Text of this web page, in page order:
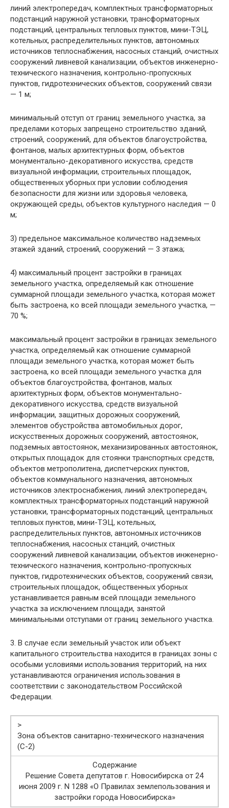
линий электропередач, комплектных трансформаторных
подстанций наружной установки, трансформаторных
подстанций, центральных тепловых пунктов, мини-ТЭЦ,
котельных, распределительных пунктов, автономных
источников теплоснабжения, насосных станций, очистных
сооружений ливневой канализации, объектов инженерно-
технического назначения, контрольно-пропускных
пунктов, гидротехнических объектов, сооружений связи
— 1 м;
минимальный отступ от границ земельного участка, за
пределами которых запрещено строительство зданий,
строений, сооружений, для объектов благоустройства,
фонтанов, малых архитектурных форм, объектов
монументально-декоративного искусства, средств
визуальной информации, строительных площадок,
общественных уборных при условии соблюдения
безопасности для жизни или здоровья человека,
окружающей среды, объектов культурного наследия — 0
м;
3) предельное максимальное количество надземных
этажей зданий, строений, сооружений — 3 этажа;
4) максимальный процент застройки в границах
земельного участка, определяемый как отношение
суммарной площади земельного участка, которая может
быть застроена, ко всей площади земельного участка, —
70 %;
максимальный процент застройки в границах земельного
участка, определяемый как отношение суммарной
площади земельного участка, которая может быть
застроена, ко всей площади земельного участка для
объектов благоустройства, фонтанов, малых
архитектурных форм, объектов монументально-
декоративного искусства, средств визуальной
информации, защитных дорожных сооружений,
элементов обустройства автомобильных дорог,
искусственных дорожных сооружений, автостоянок,
подземных автостоянок, механизированных автостоянок,
открытых площадок для стоянки транспортных средств,
объектов метрополитена, диспетчерских пунктов,
объектов коммунального назначения, автономных
источников электроснабжения, линий электропередач,
комплектных трансформаторных подстанций наружной
установки, трансформаторных подстанций, центральных
тепловых пунктов, мини-ТЭЦ, котельных,
распределительных пунктов, автономных источников
теплоснабжения, насосных станций, очистных
сооружений ливневой канализации, объектов инженерно-
технического назначения, контрольно-пропускных
пунктов, гидротехнических объектов, сооружений связи,
строительных площадок, общественных уборных
устанавливается равным всей площади земельного
участка за исключением площади, занятой
минимальными отступами от границ земельного участка.
3. В случае если земельный участок или объект
капитального строительства находится в границах зоны с
особыми условиями использования территорий, на них
устанавливаются ограничения использования в
соответствии с законодательством Российской
Федерации.
>
Зона объектов санитарно-технического назначения
(С-2)
Содержание
Решение Совета депутатов г. Новосибирска от 24
июня 2009 г. N 1288 «О Правилах землепользования и
застройки города Новосибирска»